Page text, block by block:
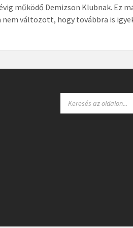
működő Demizson Klubnak. Ez
változott, hogy továbbra is
A